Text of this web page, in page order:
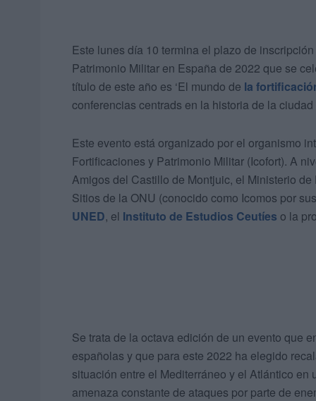
Este lunes día 10 termina el plazo de
Patrimonio Militar en España de 2022 que se
título de este año es ‘El mundo de la
conferencias centrads en la historia de la
Este evento está organizado por el organismo
Fortificaciones y Patrimonio Militar (Icofort). A
Amigos del Castillo de Montjuic, el Ministerio
Sitios de la ONU (conocido como Icomos por
UNED, el Instituto de Estudios Ceutíes o la
Se trata de la octava edición de un evento que
españolas y que para este 2022 ha elegido
situación entre el Mediterráneo y el Atlántico
amenaza constante de ataques por parte de